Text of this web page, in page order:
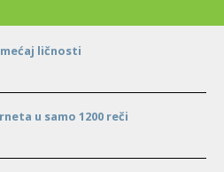
ličnosti
u samo 1200 reči